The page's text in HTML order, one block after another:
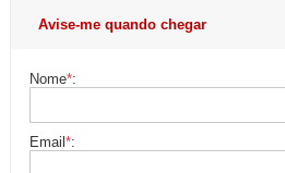
Avise-me quando chegar
Nome*:
Email*: